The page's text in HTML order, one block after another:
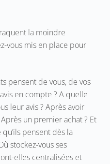
la moindre
vous mis en place pour
pensent de vous, de vos
en compte ? A quelle
leur avis ? Après avoir
un premier achat ? Et
pensent dès la
stockez-vous ses
elles centralisées et